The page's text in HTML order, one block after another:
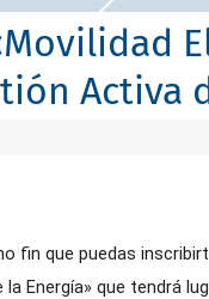
Activa
fin que puedas
Energía» que tendrá